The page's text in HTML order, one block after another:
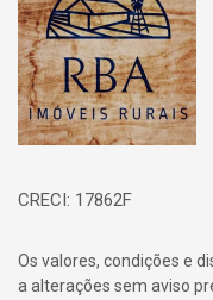
CRECI: 17862F
Os valores, condições e
a alterações sem aviso